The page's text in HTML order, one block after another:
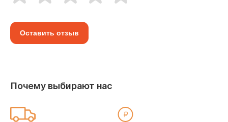
Оставить отзыв
Почему выбирают нас